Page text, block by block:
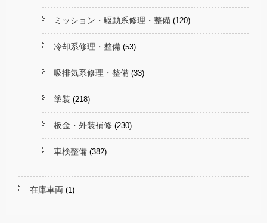
ミッション・駆動系修理・整備 (120)
冷却系修理・整備 (53)
吸排気系修理・整備 (33)
塗装 (218)
板金・外装補修 (230)
車検整備 (382)
在庫車両 (1)